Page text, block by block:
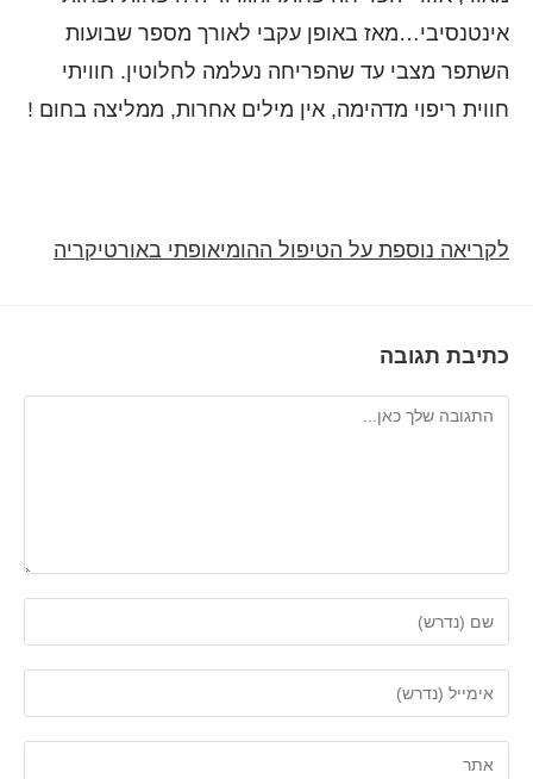
אינטנסיבי…מאז באופן עקבי לאורך מספר שבועות
השתפר מצבי עד שהפריחה נעלמה לחלוטין. חוויתי
חווית ריפוי מדהימה, אין מילים אחרות, ממליצה בחום !
לקריאה נוספת על הטיפול ההומיאופתי באורטיקריה
כתיבת תגובה